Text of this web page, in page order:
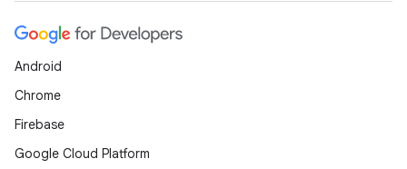
Android
Chrome
Firebase
Google Cloud Platform